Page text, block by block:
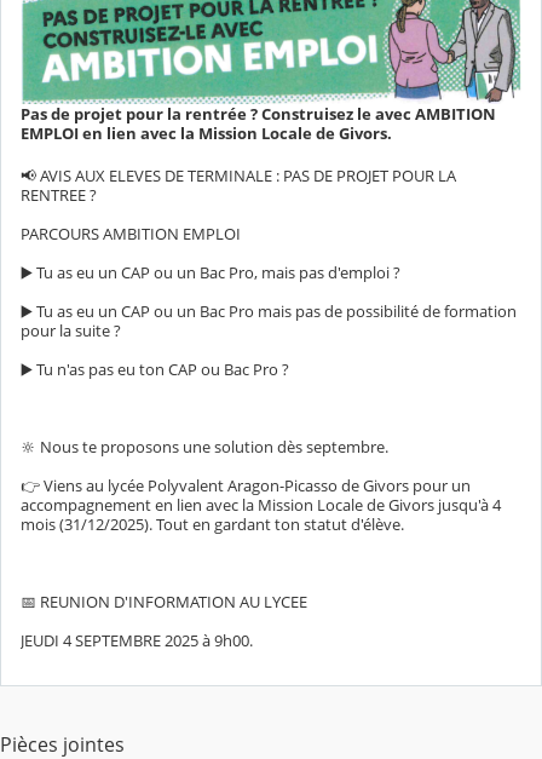
Pas de projet pour la rentrée ? Construisez le avec AMBITION
EMPLOI en lien avec la Mission Locale de Givors.
📢 AVIS AUX ELEVES DE TERMINALE : PAS DE PROJET POUR LA
RENTREE ?
PARCOURS AMBITION EMPLOI
▶️ Tu as eu un CAP ou un Bac Pro, mais pas d'emploi ?
▶️ Tu as eu un CAP ou un Bac Pro mais pas de possibilité de formation
pour la suite ?
▶️ Tu n'as pas eu ton CAP ou Bac Pro ?
🔆 Nous te proposons une solution dès septembre.
👉 Viens au lycée Polyvalent Aragon-Picasso de Givors pour un
accompagnement en lien avec la Mission Locale de Givors jusqu'à 4
mois (31/12/2025). Tout en gardant ton statut d'élève.
📅 REUNION D'INFORMATION AU LYCEE
JEUDI 4 SEPTEMBRE 2025 à 9h00.
Pièces jointes